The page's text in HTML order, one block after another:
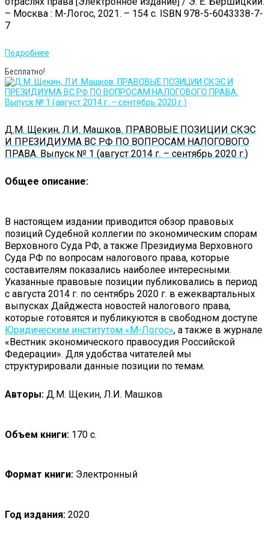
– Москва : М-Логос, 2021. – 154 с. ISBN 978-5-6043338-7-
7
Подробнее
Бесплатно!
Д.М. Щекин, Л.И. Машков. ПРАВОВЫЕ ПОЗИЦИИ СКЭС
И ПРЕЗИДИУМА ВС РФ ПО ВОПРОСАМ НАЛОГОВОГО
ПРАВА. Выпуск № 1 (август 2014 г. – сентябрь 2020 г.)
Общее описание:
В настоящем издании приводится обзор правовых
позиций Судебной коллегии по экономическим спорам
Верховного Суда РФ, а также Президиума Верховного
Суда РФ по вопросам налогового права, которые
составителям показались наиболее интересными.
Указанные правовые позиции публиковались в период
с августа 2014 г. по сентябрь 2020 г. в ежеквартальных
выпусках Дайджеста новостей налогового права,
которые готовятся и публикуются в свободном доступе
Юридическим институтом «М-Логос», а также в журнале
«Вестник экономического правосудия Российской
Федерации». Для удобства читателей мы
структурировали данные позиции по темам.
Авторы: Д.М. Щекин, Л.И. Машков
Объем книги: 170 с.
Формат книги: Электронный
Год издания: 2020